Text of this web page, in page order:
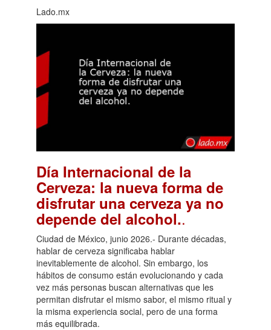
Lado.mx
Día Internacional de la
Cerveza: la nueva forma de
disfrutar una cerveza ya no
depende del alcohol..
Ciudad de México, junio 2026.- Durante décadas,
hablar de cerveza significaba hablar
inevitablemente de alcohol. Sin embargo, los
hábitos de consumo están evolucionando y cada
vez más personas buscan alternativas que les
permitan disfrutar el mismo sabor, el mismo ritual y
la misma experiencia social, pero de una forma
más equilibrada.